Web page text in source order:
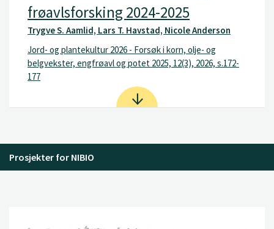
frøavlsforsking 2024-2025
Trygve S. Aamlid, Lars T. Havstad, Nicole Anderson
Jord- og plantekultur 2026 - Forsøk i korn, olje- og
belgvekster, engfrøavl og potet 2025, 12(3), 2026, s.172-
177
Prosjekter for NIBIO